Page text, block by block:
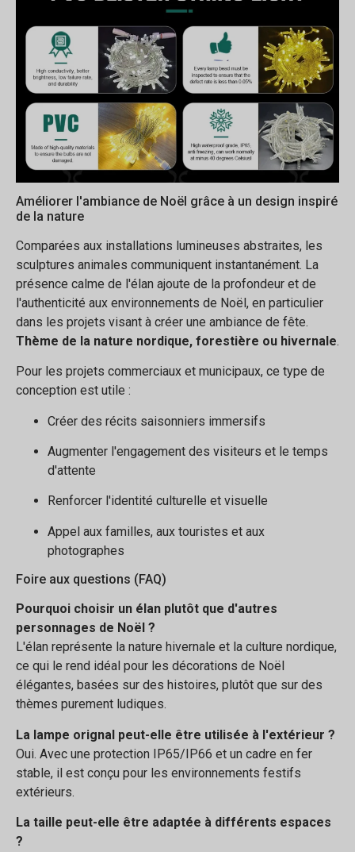
Améliorer l'ambiance de Noël grâce à un design inspiré
de la nature
Comparées aux installations lumineuses abstraites, les
sculptures animales communiquent instantanément. La
présence calme de l'élan ajoute de la profondeur et de
l'authenticité aux environnements de Noël, en particulier
dans les projets visant à créer une ambiance de fête.
Thème de la nature nordique, forestière ou hivernale.
Pour les projets commerciaux et municipaux, ce type de
conception est utile :
Créer des récits saisonniers immersifs
Augmenter l'engagement des visiteurs et le temps
d'attente
Renforcer l'identité culturelle et visuelle
Appel aux familles, aux touristes et aux
photographes
Foire aux questions (FAQ)
Pourquoi choisir un élan plutôt que d'autres
personnages de Noël ?
L'élan représente la nature hivernale et la culture nordique,
ce qui le rend idéal pour les décorations de Noël
élégantes, basées sur des histoires, plutôt que sur des
thèmes purement ludiques.
La lampe orignal peut-elle être utilisée à l'extérieur ?
Oui. Avec une protection IP65/IP66 et un cadre en fer
stable, il est conçu pour les environnements festifs
extérieurs.
La taille peut-elle être adaptée à différents espaces
?